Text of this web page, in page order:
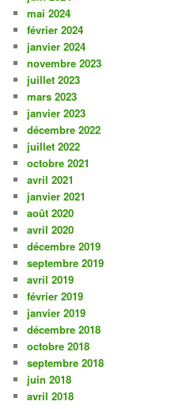
mai 2024
février 2024
janvier 2024
novembre 2023
juillet 2023
mars 2023
janvier 2023
décembre 2022
juillet 2022
octobre 2021
avril 2021
janvier 2021
août 2020
avril 2020
décembre 2019
septembre 2019
avril 2019
février 2019
janvier 2019
décembre 2018
octobre 2018
septembre 2018
juin 2018
avril 2018